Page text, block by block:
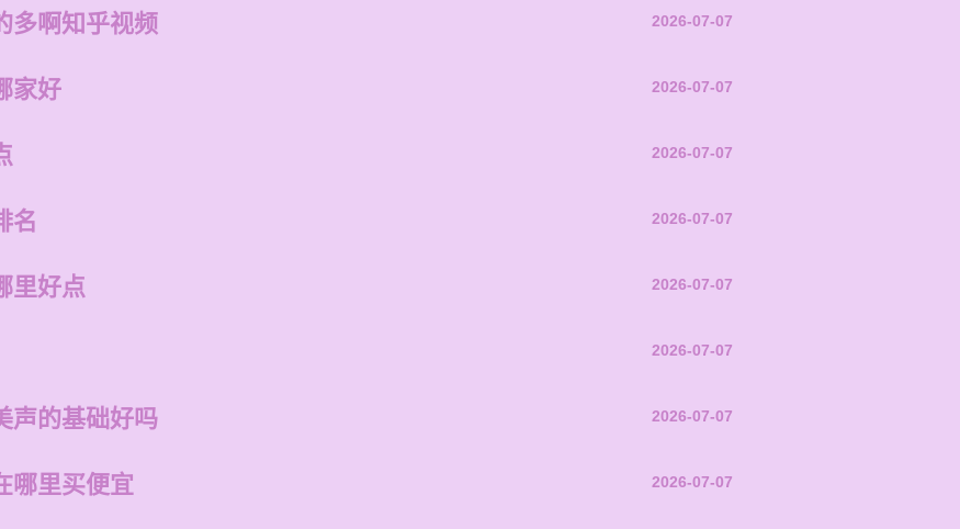
多啊知乎视频 2026-07-07
家好 2026-07-07
2026-07-07
名 2026-07-07
里好点 2026-07-07
2026-07-07
声的基础好吗 2026-07-07
哪里买便宜 2026-07-07